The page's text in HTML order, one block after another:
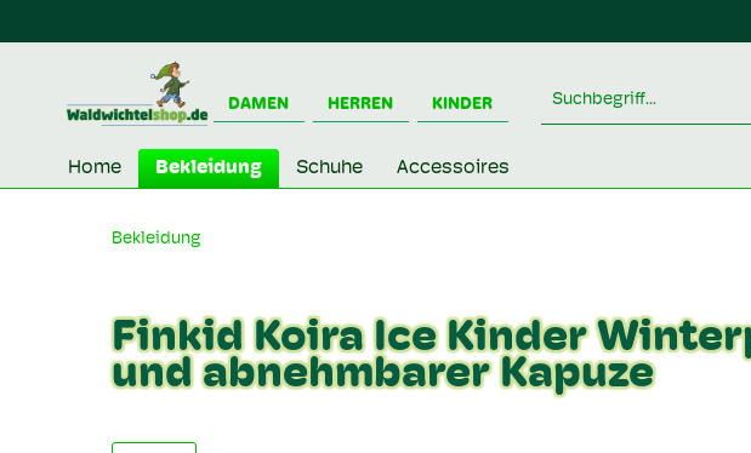
DAMEN HERREN KINDER
Home Bekleidung Schuhe Accessoires
Bekleidung
Finkid Koira Ice Kinder
und abnehmbarer Kapuze